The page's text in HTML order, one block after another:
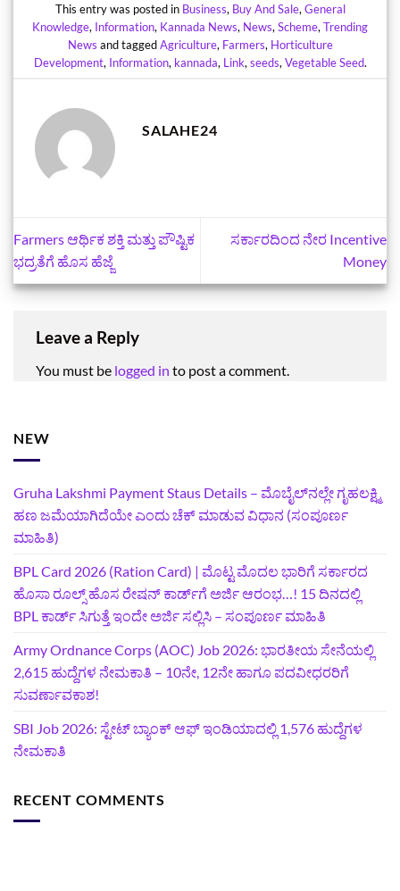
This entry was posted in Business, Buy And Sale, General
Knowledge, Information, Kannada News, News, Scheme, Trending
News and taggedAgriculture, Farmers, Horticulture
Development, Information, kannada, Link, seeds, Vegetable Seed.
SALAHE24
Farmers ಆರ್ಥಿಕ ಶಕ್ತಿ ಮತ್ತು ಪೌಷ್ಟಿಕ
ಭದ್ರತೆಗೆ ಹೊಸ ಹೆಜ್ಜೆ
ಸರ್ಕಾರದಿಂದ ನೇರ Incentive
Money
Leave a Reply
You must be logged in to post a comment.
NEW
Gruha Lakshmi Payment Staus Details – ಮೊಬೈಲ್‌ನಲ್ಲೇ ಗೃಹಲಕ್ಷ್ಮಿ
ಹಣ ಜಮೆಯಾಗಿದೆಯೇ ಎಂದು ಚೆಕ್ ಮಾಡುವ ವಿಧಾನ (ಸಂಪೂರ್ಣ
ಮಾಹಿತಿ)
BPL Card 2026 (Ration Card) | ಮೊಟ್ಟ ಮೊದಲ ಭಾರಿಗೆ ಸರ್ಕಾರದ
ಹೊಸಾ ರೂಲ್ಸ್ ಹೊಸ ರೇಷನ್ ಕಾರ್ಡ್‌ಗೆ ಅರ್ಜಿ ಆರಂಭ…! 15 ದಿನದಲ್ಲಿ
BPL ಕಾರ್ಡ್ ಸಿಗುತ್ತೆ ಇಂದೇ ಅರ್ಜಿ ಸಲ್ಲಿಸಿ – ಸಂಪೂರ್ಣ ಮಾಹಿತಿ
Army Ordnance Corps (AOC) Job 2026: ಭಾರತೀಯ ಸೇನೆಯಲ್ಲಿ
2,615 ಹುದ್ದೆಗಳ ನೇಮಕಾತಿ – 10ನೇ, 12ನೇ ಹಾಗೂ ಪದವೀಧರರಿಗೆ
ಸುವರ್ಣಾವಕಾಶ!
SBI Job 2026: ಸ್ಟೇಟ್ ಬ್ಯಾಂಕ್ ಆಫ್ ಇಂಡಿಯಾದಲ್ಲಿ 1,576 ಹುದ್ದೆಗಳ
ನೇಮಕಾತಿ
RECENT COMMENTS